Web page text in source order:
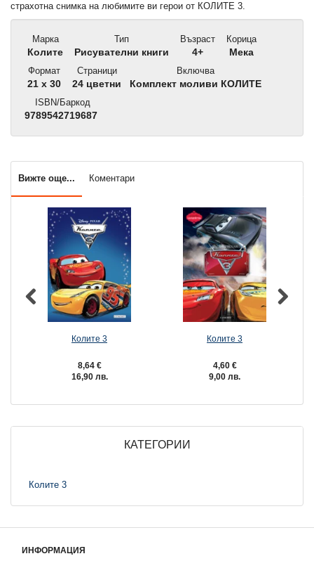
страхотна снимка на любимите ви герои от КОЛИТЕ 3.
Марка
Колите
Тип
Рисувателни книги
Възраст
4+
Корица
Мека
Формат
21 x 30
Страници
24 цветни
Включва
Комплект моливи КОЛИТЕ
ISBN/Баркод
9789542719687
Вижте още... Коментари
Колите 3
8,64 €
16,90 лв.
Колите 3
4,60 €
9,00 лв.
КАТЕГОРИИ
Колите 3
ИНФОРМАЦИЯ